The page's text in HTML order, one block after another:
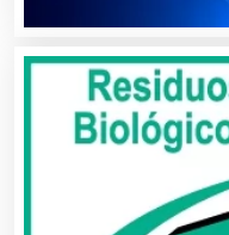
Avaluos
Balnearios